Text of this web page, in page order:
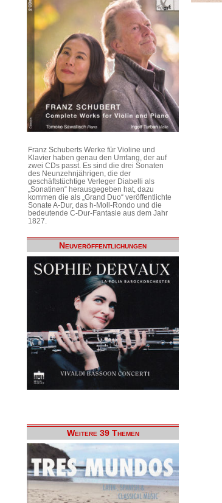
Franz Schuberts Werke für Violine und
Klavier haben genau den Umfang, der auf
zwei CDs passt. Es sind die drei Sonaten
des Neunzehnjährigen, die der
geschäftstüchtige Verleger Diabelli als
„Sonatinen“ herausgegeben hat, dazu
kommen die als „Grand Duo“ veröffentlichte
Sonate A-Dur, das h-Moll-Rondo und die
bedeutende C-Dur-Fantasie aus dem Jahr
1827.
Neuveröffentlichungen
Weitere 39 Themen